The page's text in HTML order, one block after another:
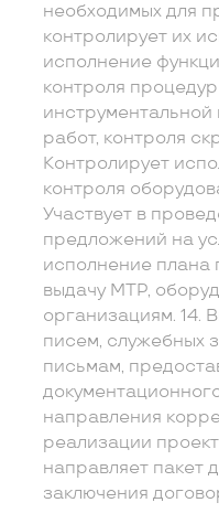
необходимых для
контролирует их
исполнение
контроля
инструментальной
работ, контроля
Контролирует
контроля
Участвует в
предложений на
исполнение плана
выдачу МТР,
организациям. 14.
писем, служебных
письмам,
направления
реализации
направляет пакет
заключения